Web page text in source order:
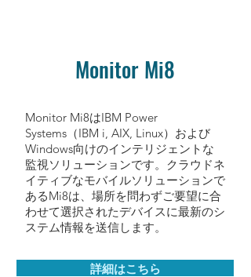
Monitor Mi8
Monitor Mi8はIBM Power
Systems（IBM i, AIX, Linux）および
Windows向けのインテリジェントな
監視ソリューションです。クラウドネ
イティブなモバイルソリューションで
あるMi8は、場所を問わずご要望に合
わせて選択されたデバイスに最新のシ
ステム情報を送信します。
詳細はこちら